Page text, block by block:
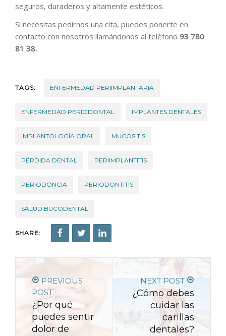
seguros, duraderos y altamente estéticos.
Si necesitas pedirnos una cita, puedes ponerte en
contacto con nosotros llamándonos al teléfono 93 780
81 38.
TAGS: ENFERMEDAD PERIIMPLANTARIA
ENFERMEDAD PERIODONTAL IMPLANTES DENTALES
IMPLANTOLOGÍA ORAL MUCOSITIS
PÉRDIDA DENTAL PERIIMPLANTITIS
PERIODONCIA PERIODONTITIS
SALUD BUCODENTAL
SHARE:
PREVIOUS
POST
¿Por qué
puedes sentir
dolor de
NEXT POST
¿Cómo debes
cuidar las
carillas
dentales?